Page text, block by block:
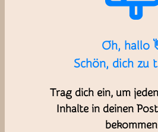
Oh, hallo
Schön, dich zu
Trag dich ein, um
Inhalte in deinen